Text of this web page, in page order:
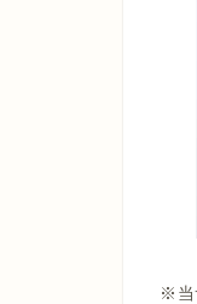
※当